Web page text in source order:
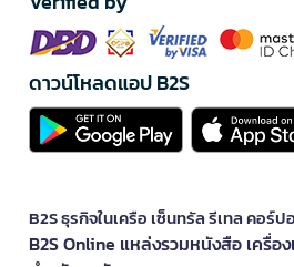
ดาวน์โหลดแอป B2S
B2S ธุรกิจในเครือ เซ็นทรัล รีเทล คอร์
B2S Online แหล่งรวมหนังสือ เครื่อ